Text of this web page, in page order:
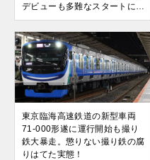
デビューも多難なスタートに…
東京臨海高速鉄道の新型車両
71-000形遂に運行開始も撮り
鉄大暴走。懲りない撮り鉄の腐
りはてた実態！